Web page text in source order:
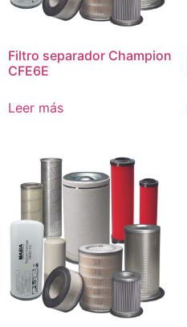
Filtro separador Champion
CFE6E
Leer más